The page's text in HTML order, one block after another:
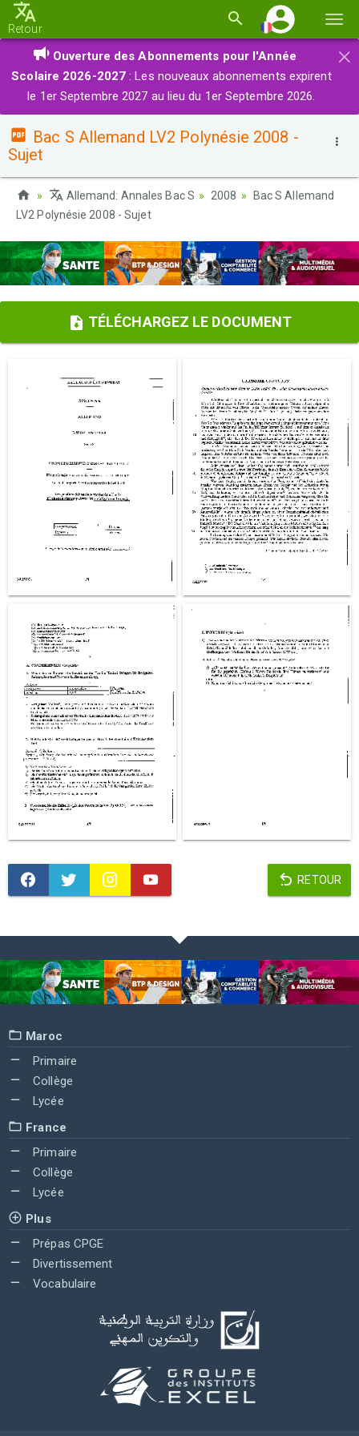
la
Retour
×
Ouverture des Abonnements pour l'Année
Scolaire 2026-2027 : Les nouveaux abonnements expirent
le 1er Septembre 2027 au lieu du 1er Septembre 2026.
Bac S Allemand LV2 Polynésie 2008 -
Sujet
Allemand: Annales Bac S 2008
Bac S Allemand
LV2 Polynésie 2008 - Sujet
TÉLÉCHARGEZ LE DOCUMENT
RETOUR
Maroc
Primaire
Collège
Lycée
France
Primaire
Collège
Lycée
Plus
Prépas CPGE
Divertissement
Vocabulaire